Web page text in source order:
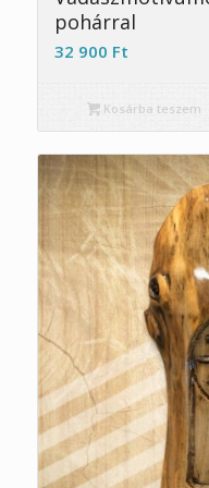
pohárral
32 900 Ft
Kosárba teszem